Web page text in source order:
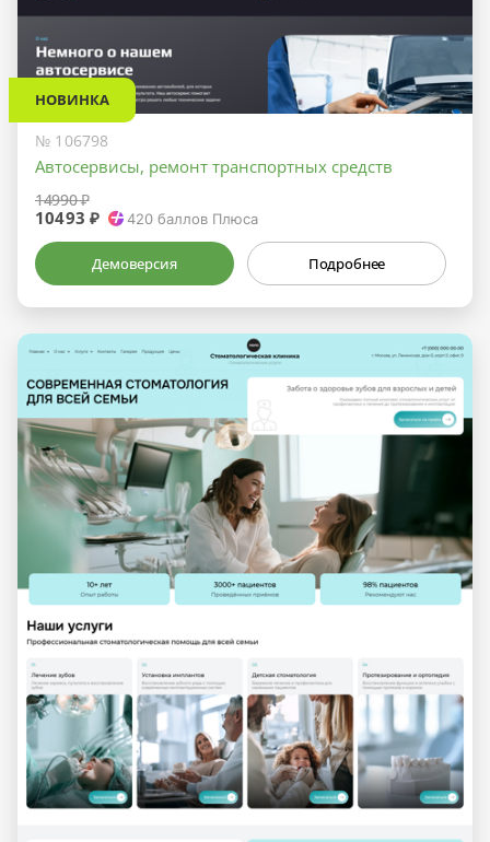
НОВИНКА
№ 106798
Автосервисы, ремонт транспортных средств
14990 ₽
10493 ₽ 420 баллов Плюса
Демоверсия Подробнее